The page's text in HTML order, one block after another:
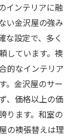
インテリアに融
い金沢屋の強み
な設定で、多く
しています。襖
的なインテリア
。金沢屋のサー
、価格以上の価
ります。和室の
の襖張替えは理